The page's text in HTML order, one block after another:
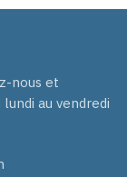
nous et
au vendredi